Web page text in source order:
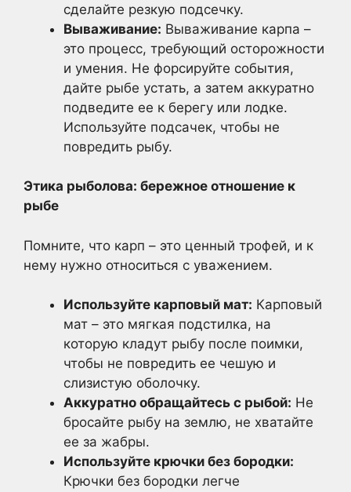
сделайте резкую подсечку.
Вываживание: Вываживание карпа –
это процесс, требующий осторожности
и умения. Не форсируйте события,
дайте рыбе устать, а затем аккуратно
подведите ее к берегу или лодке.
Используйте подсачек, чтобы не
повредить рыбу.
Этика рыболова: бережное отношение к
рыбе
Помните, что карп – это ценный трофей, и к
нему нужно относиться с уважением.
Используйте карповый мат: Карповый
мат – это мягкая подстилка, на
которую кладут рыбу после поимки,
чтобы не повредить ее чешую и
слизистую оболочку.
Аккуратно обращайтесь с рыбой: Не
бросайте рыбу на землю, не хватайте
ее за жабры.
Используйте крючки без бородки:
Крючки без бородки легче